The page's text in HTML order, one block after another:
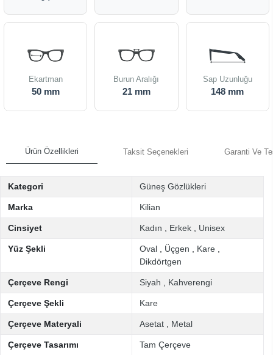
Ekartman
50 mm
Burun Aralığı
21 mm
Sap Uzunluğu
148 mm
Ürün Özellikleri Taksit Seçenekleri Garanti Ve
Kategori Güneş Gözlükleri
Marka Kilian
Cinsiyet Kadın Erkek Unisex
Yüz Şekli Oval Üçgen Kare
Dikdörtgen
Çerçeve Rengi Siyah Kahverengi
Çerçeve Şekli Kare
Çerçeve Materyali Asetat Metal
Çerçeve Tasarımı Tam Çerçeve